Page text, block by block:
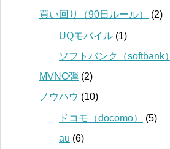
買い回り（90日ルール）
(2)
UQモバイル (1)
ソフトバンク（softbank）
MVNO弾 (2)
ノウハウ (10)
ドコモ（docomo）
(5)
au (6)